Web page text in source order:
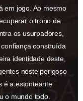
em jogo. Ao mesmo
o trono de
os usurpadores,
construída
identidade deste,
neste perigoso
é a estonteante
o mundo todo.